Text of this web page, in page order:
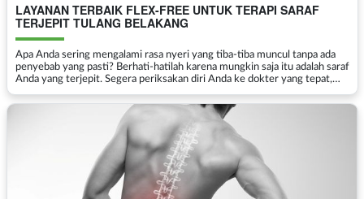
LAYANAN TERBAIK FLEX-FREE UNTUK TERAPI SARAF
TERJEPIT TULANG BELAKANG
Apa Anda sering mengalami rasa nyeri yang tiba-tiba muncul tanpa ada
penyebab yang pasti? Berhati-hatilah karena mungkin saja itu adalah saraf
Anda yang terjepit. Segera periksakan diri Anda ke dokter yang tepat,